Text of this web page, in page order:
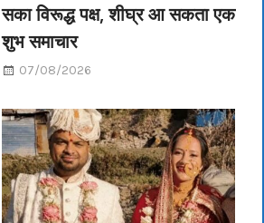
सका विरूद्ध पक्ष, शीघ्र आ सकता एक
शुभ समाचार
07/08/2026